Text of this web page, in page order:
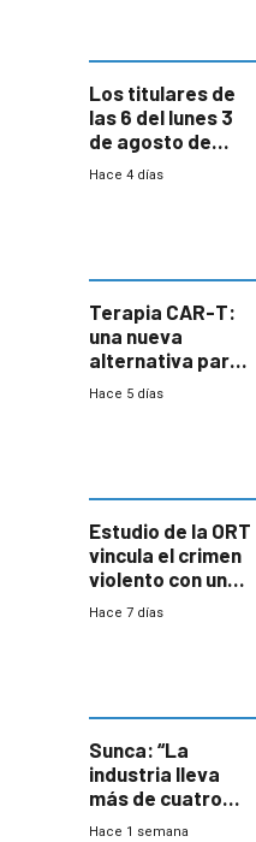
Los titulares de
las 6 del lunes 3
de agosto de
2026
Hace 4 días
Terapia CAR-T:
una nueva
alternativa para
niños y
Hace 5 días
Estudio de la ORT
vincula el crimen
violento con una
menor creación
Hace 7 días
Sunca: “La
industria lleva
más de cuatro
meses sin
Hace 1 semana